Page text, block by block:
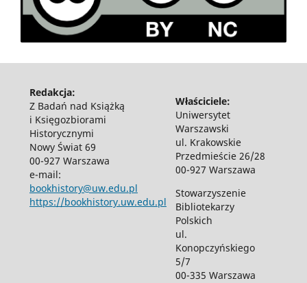
Redakcja:
Z Badań nad Książką
i Księgozbiorami
Historycznymi
Nowy Świat 69
00-927 Warszawa
e-mail:
bookhistory@uw.edu.pl
https://bookhistory.uw.edu.pl
Właściciele:
Uniwersytet
Warszawski
ul. Krakowskie
Przedmieście 26/28
00-927 Warszawa
Stowarzyszenie
Bibliotekarzy
Polskich
ul.
Konopczyńskiego
5/7
00-335 Warszawa